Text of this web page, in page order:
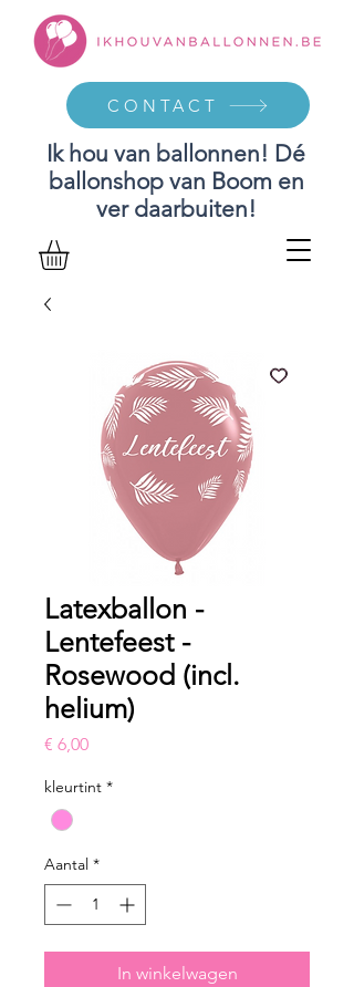
Ik hou van ballonnen! Dé
ballonshop van Boom en
ver daarbuiten!
CONTACT
Latexballon -
Lentefeest -
Rosewood (incl.
helium)
€ 6,00Prijs
kleurtint *
Aantal *
In winkelwagen